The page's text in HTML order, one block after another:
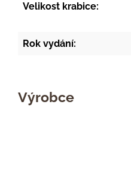
Velikost krabice:
Rok vydání:
Výrobce